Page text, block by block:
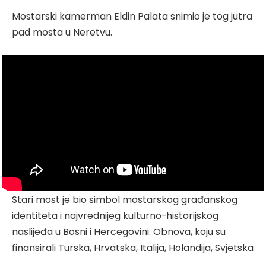
Mostarski kamerman Eldin Palata snimio je tog jutra
pad mosta u Neretvu.
Stari most je bio simbol mostarskog građanskog
identiteta i najvrednijeg kulturno-historijskog
naslijeđa u Bosni i Hercegovini. Obnova, koju su
finansirali Turska, Hrvatska, Italija, Holandija, Svjetska